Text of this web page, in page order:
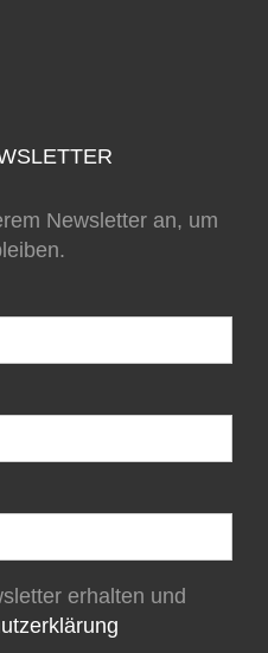
Newsletter an, um
erhalten und